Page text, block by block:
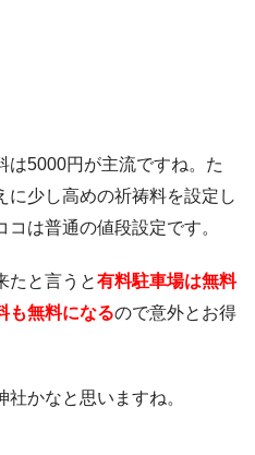
は5000円が主流ですね。た
に少し高めの祈祷料を設定し
は普通の値段設定です。
たと言うと有料駐車場は無料
も無料になるので意外とお得
かなと思いますね。